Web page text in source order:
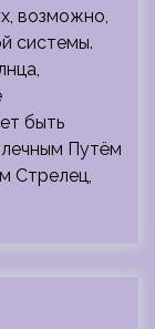
возможно,
системы.
быть
Путём
Стрелец,